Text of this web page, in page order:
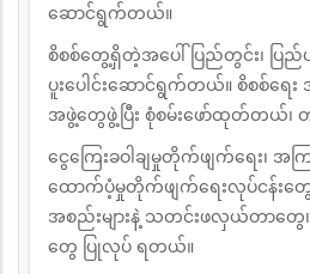
ဆောင်ရွက်တယ်။
စိစစ်တွေ့ရှိတဲ့အပေါ် ပြည်တွင်း၊ ပြ
ပူးပေါင်းဆောင်ရွက်တယ်။ စိစစ်ရေး
အဖွဲ့တွေဖွဲ့ပြီး စုံစမ်းဖော်ထုတ်တယ်၊
ငွေကြေးခဝါချမှုတိုက်ဖျက်ရေး၊ အ
ထောက်ပံ့မှုတိုက်ဖျက်ရေးလုပ်ငန်း
အစည်းများနဲ့ သတင်းဖလှယ်တာတွေ၊
တွေ ပြုလုပ် ရတယ်။